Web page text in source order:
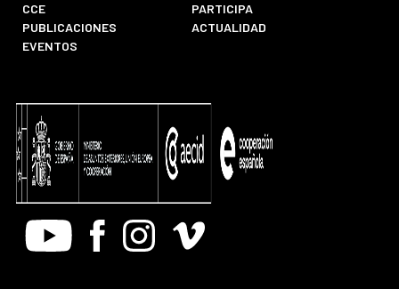
CCE
PARTICIPA
PUBLICACIONES
ACTUALIDAD
EVENTOS
Youtube FacebookInstagram
Vimeo